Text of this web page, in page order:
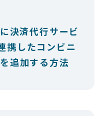
決済代行サービ
携したコンビニ
追加する方法